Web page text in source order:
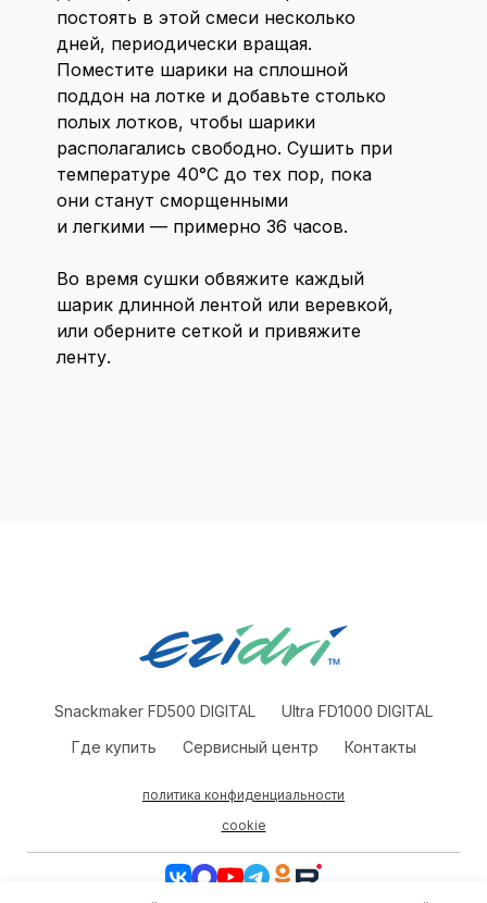
постоять в этой смеси несколько
дней, периодически вращая.
Поместите шарики на сплошной
поддон на лотке и добавьте столько
полых лотков, чтобы шарики
располагались свободно. Сушить при
температуре 40°С до тех пор, пока
они станут сморщенными
и легкими — примерно 36 часов.
Во время сушки обвяжите каждый
шарик длинной лентой или веревкой,
или оберните сеткой и привяжите
ленту.
Snackmaker FD500 DIGITAL
Ultra FD1000 DIGITAL
Где купить
Сервисный центр Контакты
политика конфиденциальности
cookie